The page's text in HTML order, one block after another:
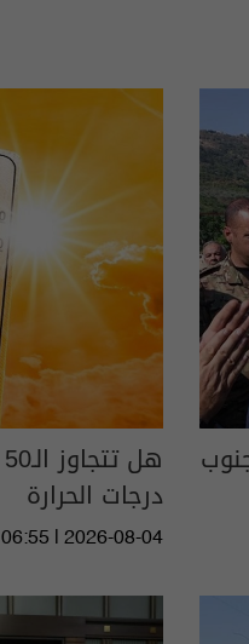
درجات الحرارة
06:55 | 2026-08-04